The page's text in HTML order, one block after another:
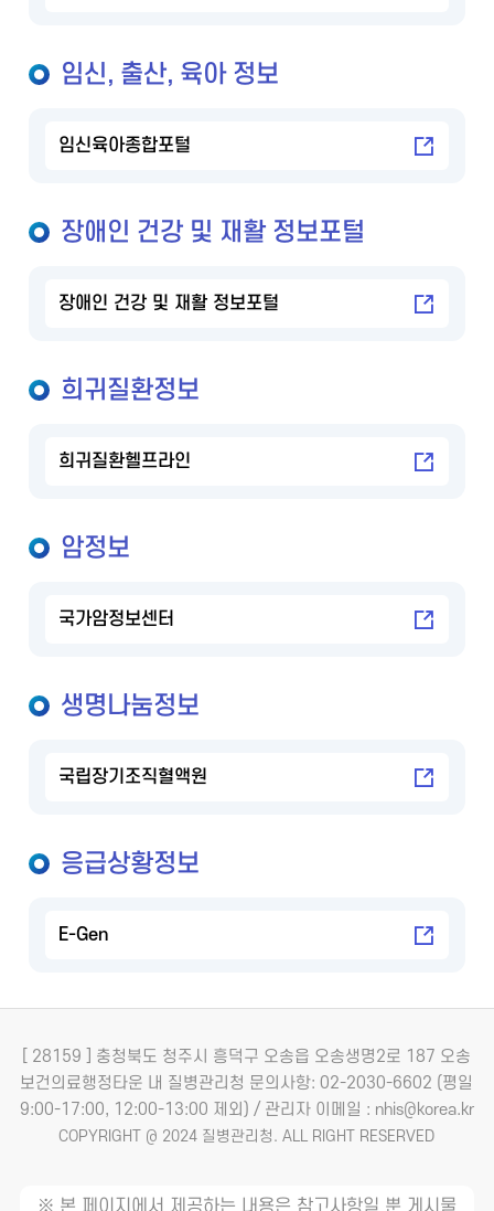
임신, 출산, 육아 정보
임신육아종합포털
장애인 건강 및 재활 정보포털
장애인 건강 및 재활 정보포털
희귀질환정보
희귀질환헬프라인
암정보
국가암정보센터
생명나눔정보
국립장기조직혈액원
응급상황정보
E-Gen
[ 28159 ] 충청북도 청주시 흥덕구 오송읍 오송생명2로 187 오송
보건의료행정타운 내 질병관리청 문의사항: 02-2030-6602 (평일
9:00-17:00, 12:00-13:00 제외) / 관리자 이메일 : nhis@korea.kr
COPYRIGHT @ 2024 질병관리청. ALL RIGHT RESERVED
※ 본 페이지에서 제공하는 내용은 참고사항일 뿐 게시물